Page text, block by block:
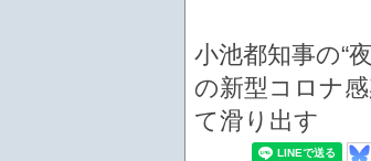
小池都知事の“
の新型コロナ
て滑り出す